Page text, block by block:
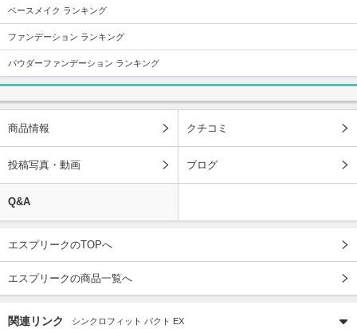
ベースメイク ランキング
ファンデーション ランキング
パウダーファンデーション ランキング
商品情報 クチコミ
投稿写真・動画 ブログ
Q&A
エスプリークのTOPへ
エスプリークの商品一覧へ
関連リンク シンクロフィット パクト EX